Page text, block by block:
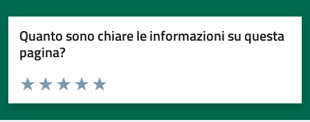
Quanto sono chiare le informazioni su questa
pagina?
Valuta da 1 a 5 stelle la pagina
Valuta 5 stelle su 5
Valuta 4 stelle su 5
Valuta 3 stelle su 5
Valuta 2 stelle su 5
Valuta 1 stelle su 5